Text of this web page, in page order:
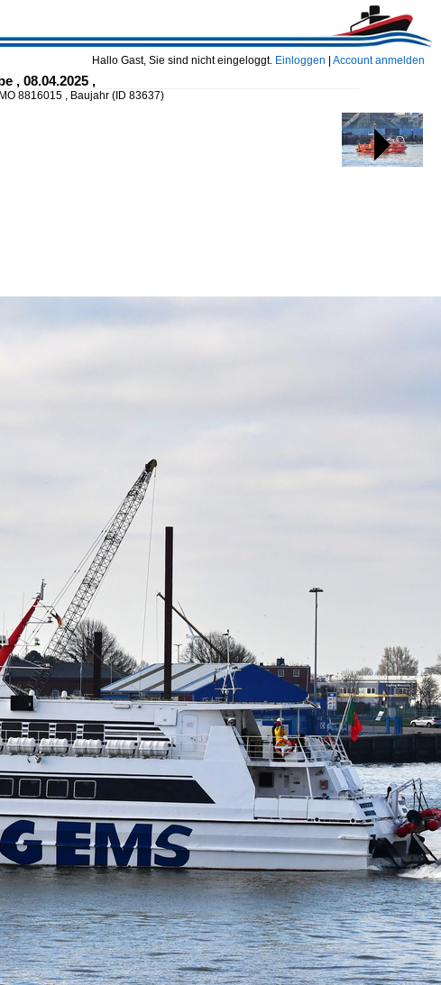
Hallo Gast, Sie sind nicht eingeloggt. Einloggen Account anmelden
, 08.04.2025 ,
8816015 , Baujahr (ID 83637)